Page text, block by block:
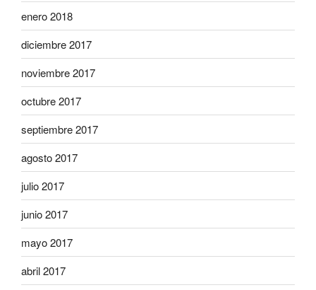
enero 2018
diciembre 2017
noviembre 2017
octubre 2017
septiembre 2017
agosto 2017
julio 2017
junio 2017
mayo 2017
abril 2017